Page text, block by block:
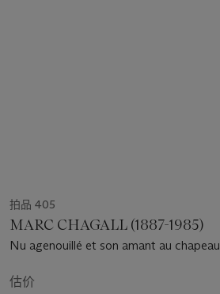
拍品 405
MARC CHAGALL (1887-1985)
Nu agenouillé et son amant au chapeau
估价